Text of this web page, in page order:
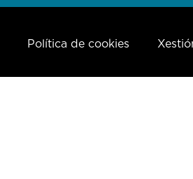
Política de cookies